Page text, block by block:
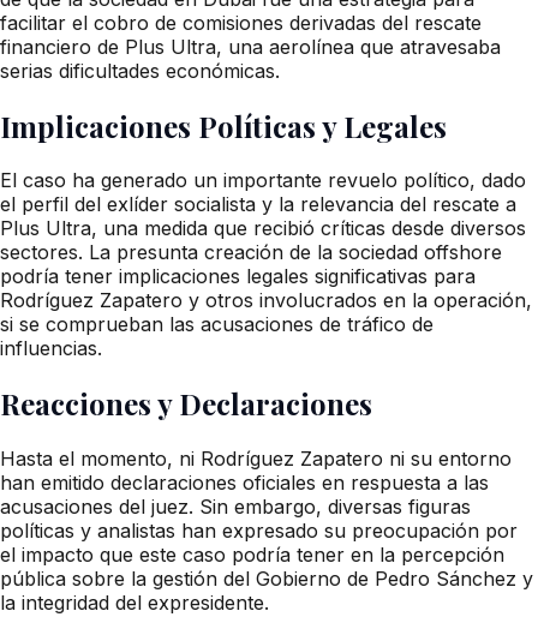
facilitar el cobro de comisiones derivadas del rescate
financiero de Plus Ultra, una aerolínea que atravesaba
serias dificultades económicas.
Implicaciones Políticas y Legales
El caso ha generado un importante revuelo político, dado
el perfil del exlíder socialista y la relevancia del rescate a
Plus Ultra, una medida que recibió críticas desde diversos
sectores. La presunta creación de la sociedad offshore
podría tener implicaciones legales significativas para
Rodríguez Zapatero y otros involucrados en la operación,
si se comprueban las acusaciones de tráfico de
influencias.
Reacciones y Declaraciones
Hasta el momento, ni Rodríguez Zapatero ni su entorno
han emitido declaraciones oficiales en respuesta a las
acusaciones del juez. Sin embargo, diversas figuras
políticas y analistas han expresado su preocupación por
el impacto que este caso podría tener en la percepción
pública sobre la gestión del Gobierno de Pedro Sánchez y
la integridad del expresidente.